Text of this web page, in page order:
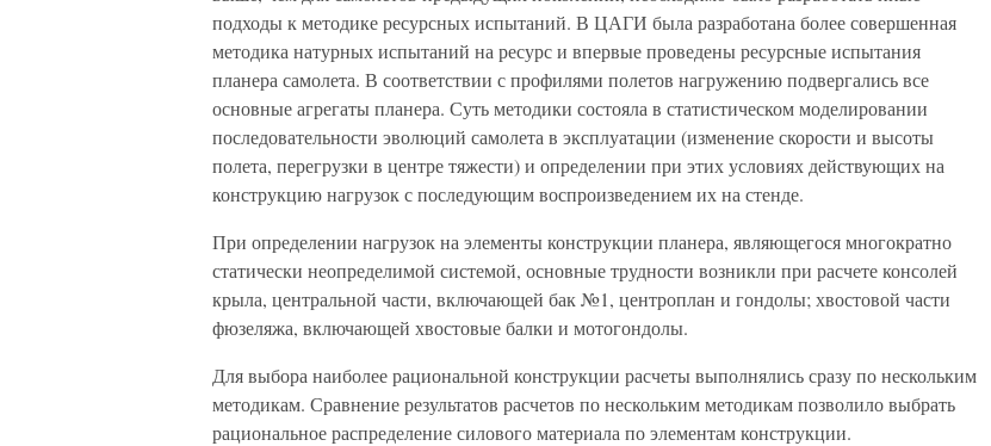
подходы к методике ресурсных испытаний. В ЦАГИ была разработана более совершенная
методика натурных испытаний на ресурс и впервые проведены ресурсные испытания
планера самолета. В соответствии с профилями полетов нагружению подвергались все
основные агрегаты планера. Суть методики состояла в статистическом моделировании
последовательности эволюций самолета в эксплуатации (изменение скорости и высоты
полета, перегрузки в центре тяжести) и определении при этих условиях действующих на
конструкцию нагрузок с последующим воспроизведением их на стенде.
При определении нагрузок на элементы конструкции планера, являющегося многократно
статически неопределимой системой, основные трудности возникли при расчете консолей
крыла, центральной части, включающей бак №1, центроплан и гондолы; хвостовой части
фюзеляжа, включающей хвостовые балки и мотогондолы.
Для выбора наиболее рациональной конструкции расчеты выполнялись сразу по нескольким
методикам. Сравнение результатов расчетов по нескольким методикам позволило выбрать
рациональное распределение силового материала по элементам конструкции.